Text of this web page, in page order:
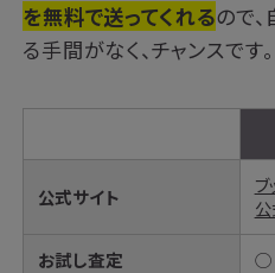
を無料で送ってくれるので
る手間がなく、チャンスです。
公式サイト
お試し査定 ◯